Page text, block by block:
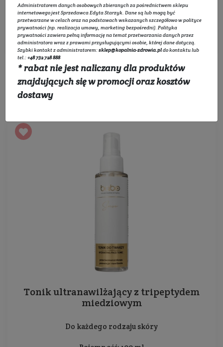
Filtruj
Sortowanie:
Tonik ultranawilżający z tripeptydem
miedziowym
Do każdego rodzaju skóry
Administratorem danych osobowych zbieranych za pośrednictwem sklepu
internetowego jest Sprzedawca Edyta Starzyk. Dane są lub mogą być
przetwarzane w celach oraz na podstawach wskazanych szczegółowo wpolityce
prywatności (np. realizacja umowy, marketing bezpośredni). Polityka
prywatnościzawiera pełną informację na temat przetwarzania danych przez
administratora wraz z prawami przysługującymi osobie, której dane dotyczą.
Szybki kontakt z administratorem:sklep@kopalnia-zdrowia.pldo kontaktu lub
tel.:+48 732 728 888
* rabat nie jest naliczany dla produktów
znajdujących się w promocji oraz kosztów
dostawy